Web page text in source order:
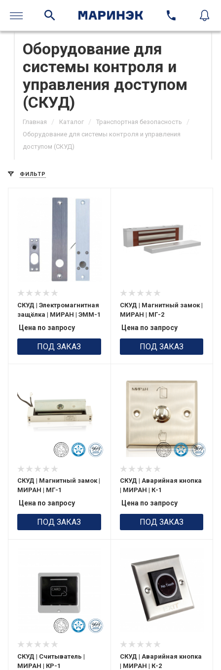
Оборудование для
системы контроля и
управления доступом
(СКУД)
Главная / Каталог / Транспортная безопасность /
Оборудование для системы контроля и управления
доступом (СКУД)
ФИЛЬТР
СКУД | Электромагнитная
защёлка | МИРАН | ЭММ-1
Цена по запросу
ПОД ЗАКАЗ
СКУД | Магнитный замок |
МИРАН | МГ-2
Цена по запросу
ПОД ЗАКАЗ
СКУД | Магнитный замок |
МИРАН | МГ-1
Цена по запросу
ПОД ЗАКАЗ
СКУД | Аварийная кнопка
| МИРАН | К-1
Цена по запросу
ПОД ЗАКАЗ
СКУД | Считыватель |
МИРАН | КР-1
СКУД | Аварийная кнопка
| МИРАН | К-2